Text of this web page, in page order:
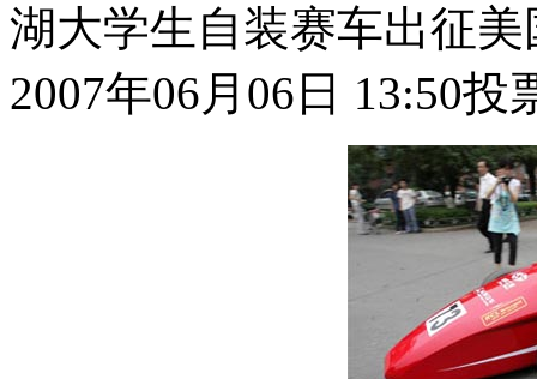
湖大学生自装赛车出征
2007年06月06日 13:50投